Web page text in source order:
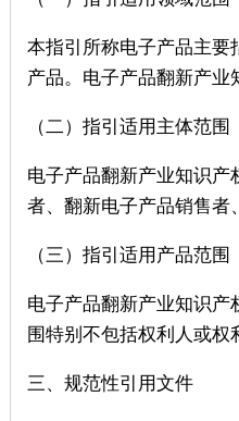
本指引所称电子产品主要
产品。电子产品翻新产
（二）指引适用主体范围
电子产品翻新产业知识产
者、翻新电子产品销售者
（三）指引适用产品范围
电子产品翻新产业知识产
围特别不包括权利人或
三、规范性引用文件